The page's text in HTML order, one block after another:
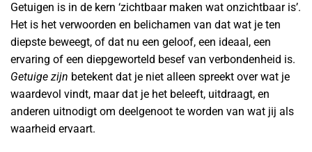
Getuigen is in de kern ‘zichtbaar maken wat onzichtbaar is’.
Het is het verwoorden en belichamen van dat wat je ten
diepste beweegt, of dat nu een geloof, een ideaal, een
ervaring of een diepgeworteld besef van verbondenheid is.
Getuige zijn betekent dat je niet alleen spreekt over wat je
waardevol vindt, maar dat je het beleeft, uitdraagt, en
anderen uitnodigt om deelgenoot te worden van wat jij als
waarheid ervaart.